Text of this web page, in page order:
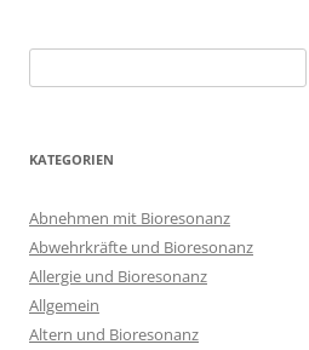
nach:
KATEGORIEN
Abnehmen mit Bioresonanz
Abwehrkräfte und Bioresonanz
Allergie und Bioresonanz
Allgemein
Altern und Bioresonanz